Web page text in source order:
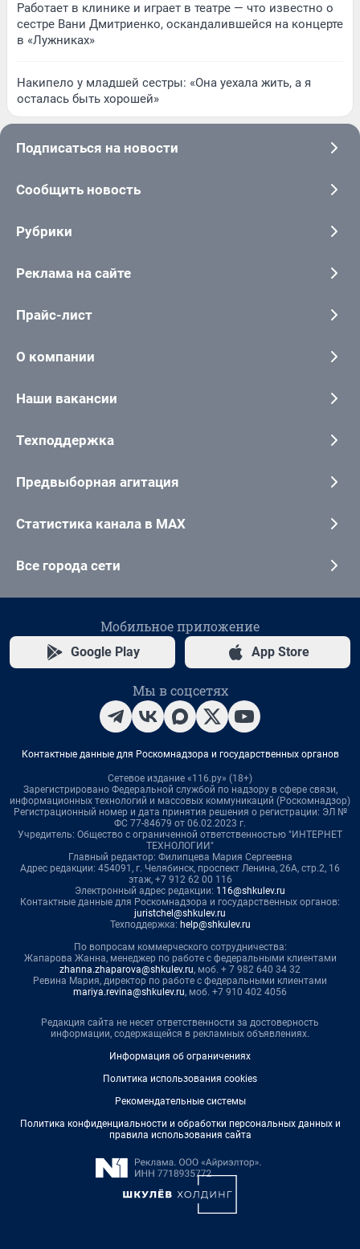
Работает в клинике и играет в театре — что известно о
сестре Вани Дмитриенко, оскандалившейся на концерте
в «Лужниках»
Накипело у младшей сестры: «Она уехала жить, а я
осталась быть хорошей»
Подписаться на новости
Сообщить новость
Рубрики
Реклама на сайте
Прайс-лист
О компании
Наши вакансии
Техподдержка
Предвыборная агитация
Статистика канала в MAX
Все города сети
Мобильное приложение
Google Play App Store
Мы в соцсетях
Контактные данные для Роскомнадзора и государственных органов
Сетевое издание «116.ру» (18+)
Зарегистрировано Федеральной службой по надзору в сфере связи,
информационных технологий и массовых коммуникаций (Роскомнадзор)
Регистрационный номер и дата принятия решения о регистрации: ЭЛ №
ФС 77-84679 от 06.02.2023 г.
Учредитель: Общество с ограниченной ответственностью "ИНТЕРНЕТ
ТЕХНОЛОГИИ"
Главный редактор: Филипцева Мария Сергеевна
Адрес редакции: 454091, г. Челябинск, проспект Ленина, 26А, стр.2, 16
этаж, +7 912 62 00 116
Электронный адрес редакции: 116@shkulev.ru
Контактные данные для Роскомнадзора и государственных органов:
juristchel@shkulev.ru
Техподдержка: help@shkulev.ru
По вопросам коммерческого сотрудничества:
Жапарова Жанна, менеджер по работе с федеральными клиентами
zhanna.zhaparova@shkulev.ru, моб. + 7 982 640 34 32
Ревина Мария, директор по работе с федеральными клиентами
mariya.revina@shkulev.ru, моб. +7 910 402 4056
Редакция сайта не несет ответственности за достоверность
информации, содержащейся в рекламных объявлениях.
Информация об ограничениях
Политика использования cookies
Рекомендательные системы
Политика конфиденциальности и обработки персональных данных и
правила использования сайта